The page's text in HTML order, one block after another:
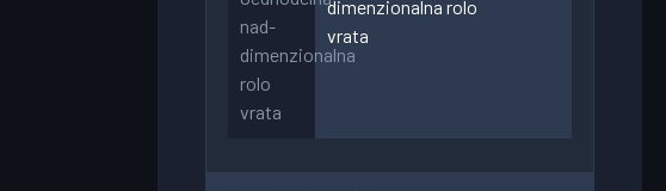
dimenzionalna rolo
vrata